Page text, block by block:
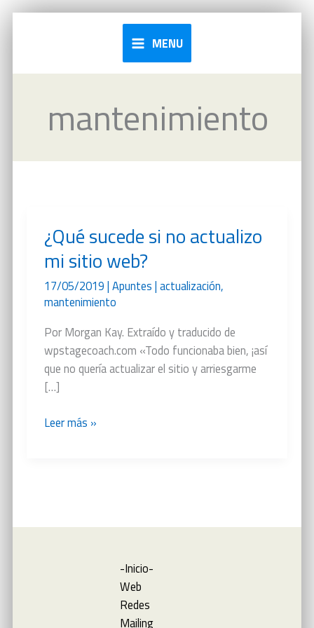
MENU
mantenimiento
¿Qué sucede si no actualizo
mi sitio web?
17/05/2019 | Apuntes | actualización,
mantenimiento
Por Morgan Kay. Extraído y traducido de
wpstagecoach.com «Todo funcionaba bien, ¡así
que no quería actualizar el sitio y arriesgarme
[…]
¿Qué
sitio
Leer más »
-Inicio-
Web
Redes
Mailing